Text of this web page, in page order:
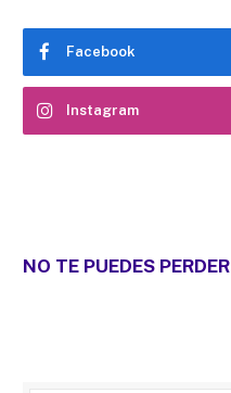
Facebook
Instagram
NO TE PUEDES PERDER